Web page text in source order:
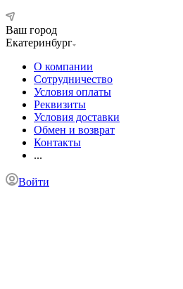
Ваш город
Екатеринбург
О компании
Сотрудничество
Условия оплаты
Реквизиты
Условия доставки
Обмен и возврат
Контакты
...
Войти